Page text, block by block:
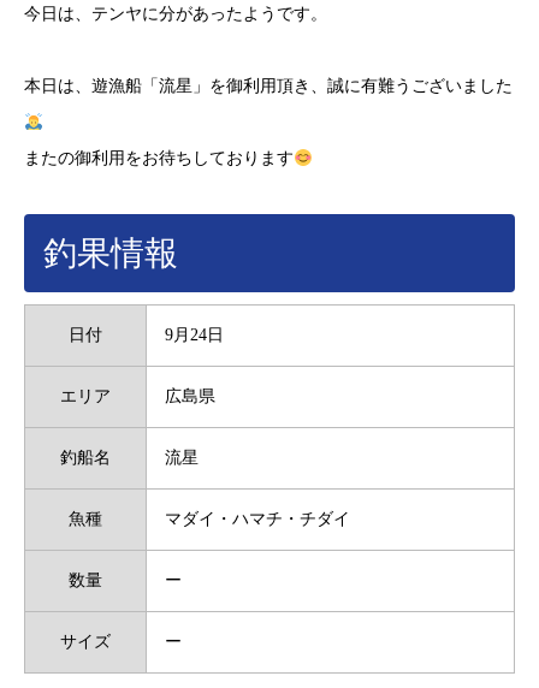
今日は、テンヤに分があったようです。
本日は、遊漁船「流星」を御利用頂き、誠に有難うございました
またの御利用をお待ちしております
釣果情報
日付 9月24日
エリア 広島県
釣船名 流星
魚種 マダイ・ハマチ・チダイ
数量 ー
サイズ ー